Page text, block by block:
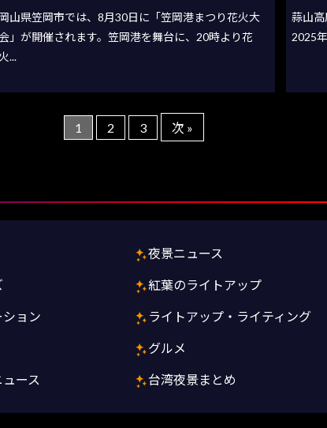
岡山県笠岡市では、8月30日に「笠岡港まつり花火大
会」が開催されます。笠岡港を舞台に、20時より花
火...
蒜山高
2025
1 2 3 次 »
夜景ニュース
紅葉のライトアップ
ョン ライトアップ・ライティング
グルメ
ース 台湾夜景まとめ